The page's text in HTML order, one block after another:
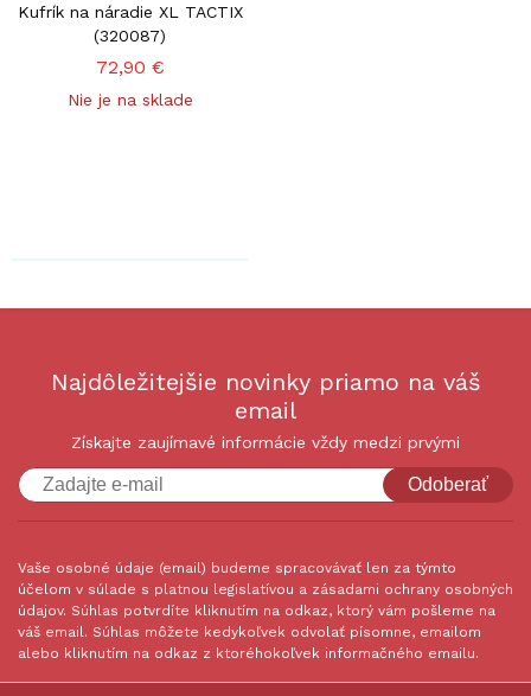
Kufrík na náradie XL TACTIX
(320087)
72,90 €
Nie je na sklade
Najdôležitejšie novinky priamo na váš
email
Získajte zaujímavé informácie vždy medzi prvými
Odoberať
Vaše osobné údaje (email) budeme spracovávať len za týmto
účelom v súlade s platnou legislatívou a zásadami ochrany osobných
údajov. Súhlas potvrdíte kliknutím na odkaz, ktorý vám pošleme na
váš email. Súhlas môžete kedykoľvek odvolať písomne, emailom
alebo kliknutím na odkaz z ktoréhokoľvek informačného emailu.